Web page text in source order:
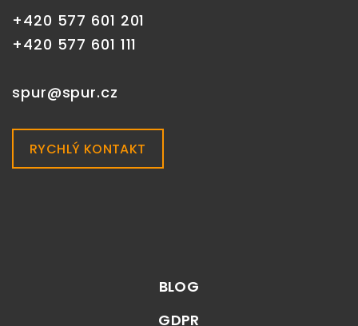
+420 577 601 201
+420 577 601 111
spur@spur.cz
RYCHLÝ KONTAKT
BLOG
GDPR